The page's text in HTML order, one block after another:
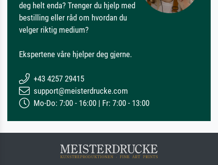
deg helt enda? Trenger du hjelp med
bestilling eller råd om hvordan du
velger riktig medium?
Ekspertene våre hjelper deg gjerne.
+43 4257 29415
support@meisterdrucke.com
Mo-Do: 7:00 - 16:00 | Fr: 7:00 - 13:00